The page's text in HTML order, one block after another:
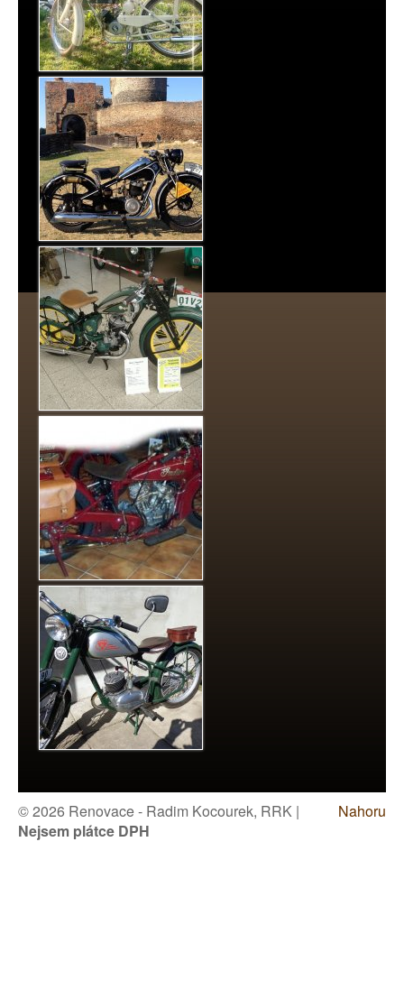
Nahoru
© 2026 Renovace - Radim Kocourek, RRK |
Nejsem plátce DPH